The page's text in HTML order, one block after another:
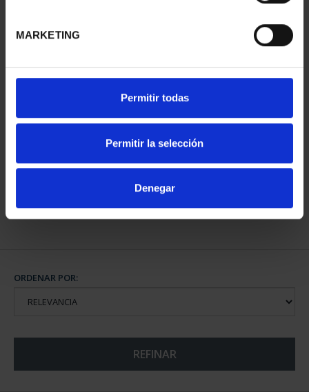
MARKETING
Permitir todas
Permitir la selección
Denegar
CAPITALES DE
COMPLET...
3.796,00 €
ORDENAR POR:
REFINAR